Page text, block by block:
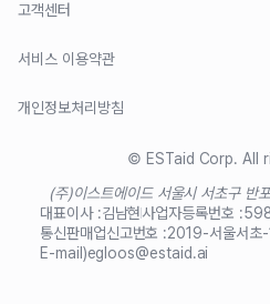
고객센터
서비스 이용약관
개인정보처리방침
© ESTaid Corp. All
(주)이스트에이드 서울시 서초구 반
대표이사 :김남현사업자등록번호 :
통신판매업신고번호 :2019-서울서초
E-mail)egloos@estaid.ai